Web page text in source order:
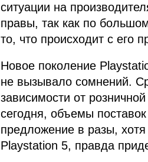
ситуации на
правы, так как по
то, что происходит с его
Новое поколение
не вызывало сомнений.
зависимости от
сегодня, объемы
предложение в разы,
Playstation 5, правда